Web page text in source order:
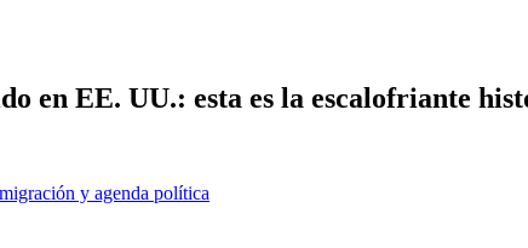
en EE. UU.: esta es la escalofriante
y agenda política